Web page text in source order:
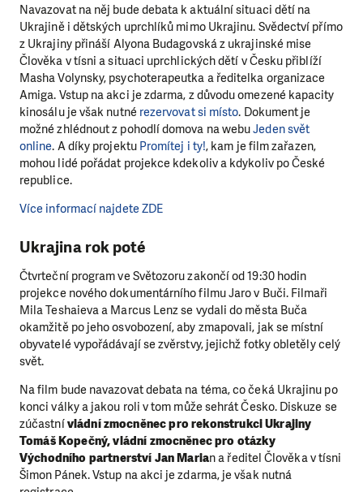
Navazovat na něj bude debata k aktuální situaci dětí na
Ukrajině i dětských uprchlíků mimo Ukrajinu. Svědectví přímo
z Ukrajiny přináší Alyona Budagovská z ukrajinské mise
Člověka v tísni a situaci uprchlických dětí v Česku přiblíží
Masha Volynsky, psychoterapeutka a ředitelka organizace
Amiga. Vstup na akci je zdarma, z důvodu omezené kapacity
kinosálu je však nutné rezervovat si místo. Dokument je
možné zhlédnout z pohodlí domova na webuJeden svět
online. A díky projektu Promítej i ty!, kam je film zařazen,
mohou lidé pořádat projekce kdekoliv a kdykoliv po České
republice.
Více informací najdete ZDE
Ukrajina rok poté
Čtvrteční program ve Světozoru zakončí od 19:30 hodin
projekce nového dokumentárního filmu Jaro v Buči. Filmaři
Mila Teshaieva a Marcus Lenz se vydali do města Buča
okamžitě po jeho osvobození, aby zmapovali, jak se místní
obyvatelé vypořádávají se zvěrstvy, jejichž fotky obletěly celý
svět.
Na film bude navazovat debata na téma, co čeká Ukrajinu po
konci války a jakou roli v tom může sehrát Česko. Diskuze se
zúčastnívládní zmocněnec pro rekonstrukci Ukrajiny
Tomáš Kopečný, vládní zmocněnec pro otázky
Východního partnerství Jan Marian a ředitel Člověka v tísni
Šimon Pánek. Vstup na akci je zdarma, je však nutná